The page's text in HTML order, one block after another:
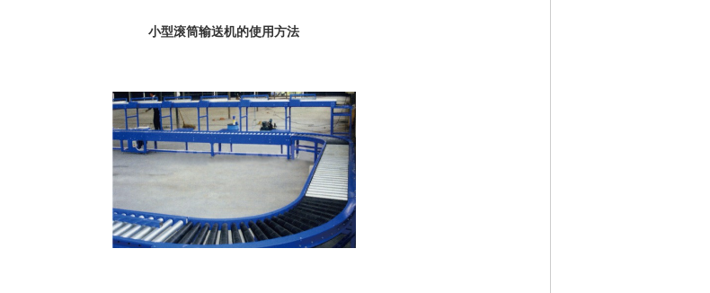
小型滚筒输送机的使用方法